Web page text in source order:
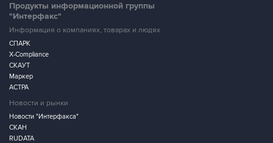
Продукты информационной группы
"Интерфакс"
Информация о компаниях, товарах и людях
СПАРК
X-Compliance
СКАУТ
Маркер
АСТРА
Новости и рынки
Новости "Интерфакса"
СКАН
RUDATA